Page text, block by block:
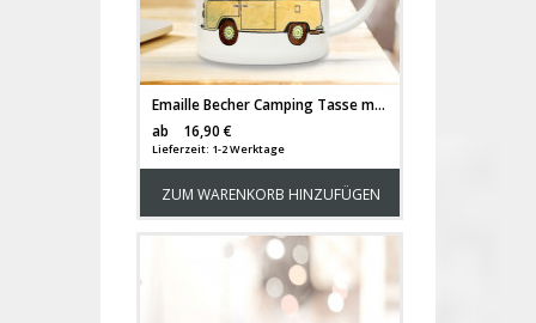
Emaille Becher Camping Tasse mit Bus Bulli gelb Autobus Surfbus & Name Wunschname Kaffeetasse Geschenk eb110
ab
16,90 €
Lieferzeit: 1-2 Werktage
ZUM WARENKORB HINZUFÜGEN